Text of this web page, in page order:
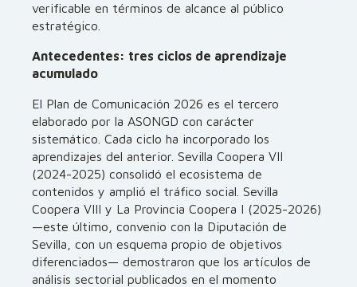
verificable en términos de alcance al público
estratégico.
Antecedentes: tres ciclos de aprendizaje
acumulado
El Plan de Comunicación 2026 es el tercero
elaborado por la ASONGD con carácter
sistemático. Cada ciclo ha incorporado los
aprendizajes del anterior. Sevilla Coopera VII
(2024-2025) consolidó el ecosistema de
contenidos y amplió el tráfico social. Sevilla
Coopera VIII y La Provincia Coopera I (2025-2026)
—este último, convenio con la Diputación de
Sevilla, con un esquema propio de objetivos
diferenciados— demostraron que los artículos de
análisis sectorial publicados en el momento